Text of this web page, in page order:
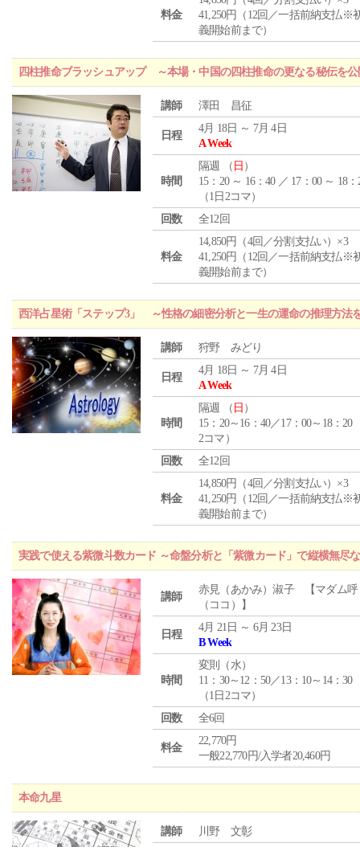
料金
41,250円（12回／一括前納支払※
義開始前まで）
四柱推命ブラッシュアップ ～本場・中国の四柱推命の更なる秘伝を
講師 澤田 昌征
日程
4月 18日 ～ 7月 4日
A Week
時間
隔週 （ 日 ）
15：20 ～ 16：40 ／ 17：00 ～ 18：
（1日2コマ）
回数
全12回
料金
14,850円（4回／分割支払い）×3
41,250円（12回／一括前納支払※
義開始前まで）
西洋占星術「ステップ3」 ～性格の細密分析と一生の運命の推理方法
講師 狩野 みどり
日程
4月 18日 ～ 7月 4日
A Week
時間
隔週 （ 日 ）
15：20～16：40／17：00～18：20
2コマ）
回数
全12回
料金
14,850円（4回／分割支払い）×3
41,250円（12回／一括前納支払※
義開始前まで）
実践で使える紫微斗数カード ～命盤分析と「紫微カード」で縦横無尽
講師
赤見（あかみ）淑子 【マダム呼
（ココ）】
日程
4月 21日 ～ 6月 23日
B Week
時間
変則（水）
11：30～12：50／13：10～14：30
（1日2コマ）
回数
全6回
料金
22,770円
一般22,770円/入学者20,460円
本命九星
講師 川野 文彰